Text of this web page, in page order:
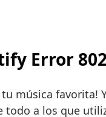
Error
música
a los que